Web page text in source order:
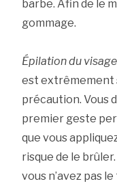
barbe. Afin de le
gommage.
Épilation du visage
est extrêmement
précaution. Vous
premier geste
que vous
risque de le
vous n’avez pas